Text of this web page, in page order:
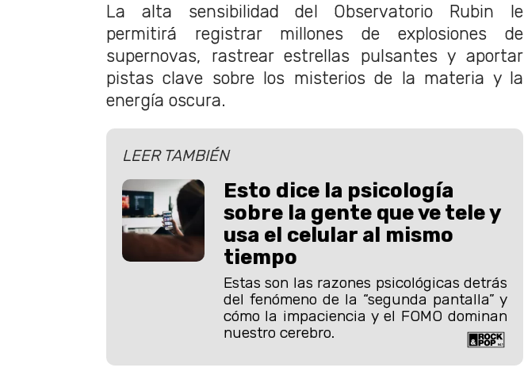
La alta sensibilidad del Observatorio Rubin le
permitirá registrar millones de explosiones de
supernovas, rastrear estrellas pulsantes y aportar
pistas clave sobre los misterios de la materia y la
energía oscura.
LEER TAMBIÉN
Esto dice la psicología
sobre la gente que ve tele y
usa el celular al mismo
tiempo
Estas son las razones psicológicas detrás
del fenómeno de la “segunda pantalla” y
cómo la impaciencia y el FOMO dominan
nuestro cerebro.